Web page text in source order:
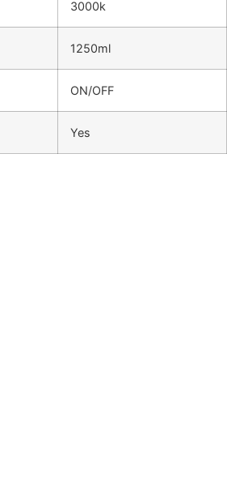
3000k
1250ml
ON/OFF
Yes